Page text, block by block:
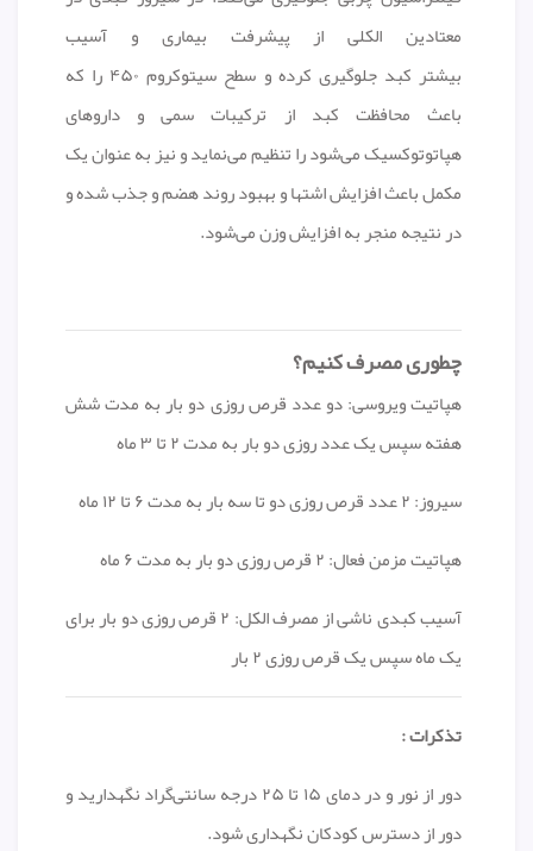
معتادین الکلی از پیشرفت بیماری و آسیب
بیشتر کبد جلوگیری کرده و سطح سیتوکروم ۴۵۰ را که
باعث محافظت کبد از ترکیبات سمی و داروهای
هپاتوتوکسیک می‌شود را تنظیم می‌نماید و نیز به عنوان یک
مکمل باعث افزایش اشتها و بهبود روند هضم و جذب شده و
در نتیجه منجر به افزایش وزن می‌شود.
چطوری مصرف کنیم؟
هپاتیت ویروسی: دو عدد قرص روزی دو بار به مدت شش
هفته سپس یک عدد روزی دو بار به مدت ۲ تا ۳ ماه
سیروز: ۲ عدد قرص روزی دو تا سه بار به مدت ۶ تا ۱۲ ماه
هپاتیت مزمن فعال: ۲ قرص روزی دو بار به مدت ۶ ماه
آسیب کبدی ناشی از مصرف الکل: ۲ قرص روزی دو بار برای
یک ماه سپس یک قرص روزی ۲ بار
تذکرات :
دور از نور و در دمای ۱۵ تا ۲۵ درجه سانتی‌گراد نگهدارید و
دور از دسترس کودکان نگهداری شود.